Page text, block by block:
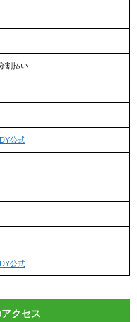
割払い
公式
公式
クセス